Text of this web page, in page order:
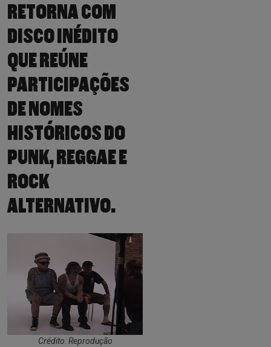
RETORNA COM
DISCO INÉDITO
QUE REÚNE
PARTICIPAÇÕES
DE NOMES
HISTÓRICOS DO
PUNK, REGGAE E
ROCK
ALTERNATIVO.
Crédito: Reprodução